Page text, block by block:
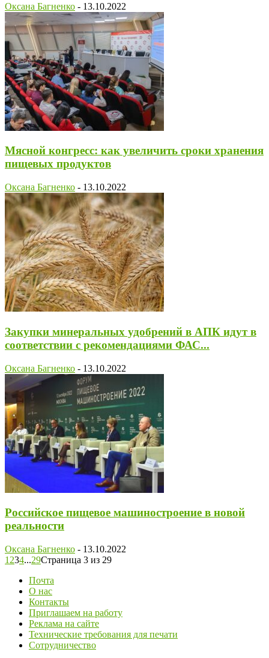
Оксана Багненко - 13.10.2022
Мясной конгресс: как увеличить сроки хранения
пищевых продуктов
Оксана Багненко - 13.10.2022
Закупки минеральных удобрений в АПК идут в
соответствии с рекомендациями ФАС...
Оксана Багненко - 13.10.2022
Российское пищевое машиностроение в новой
реальности
Оксана Багненко - 13.10.2022
1 234...29Страница 3 из 29
Почта
О нас
Контакты
Приглашаем на работу
Реклама на сайте
Технические требования для печати
Сотрудничество